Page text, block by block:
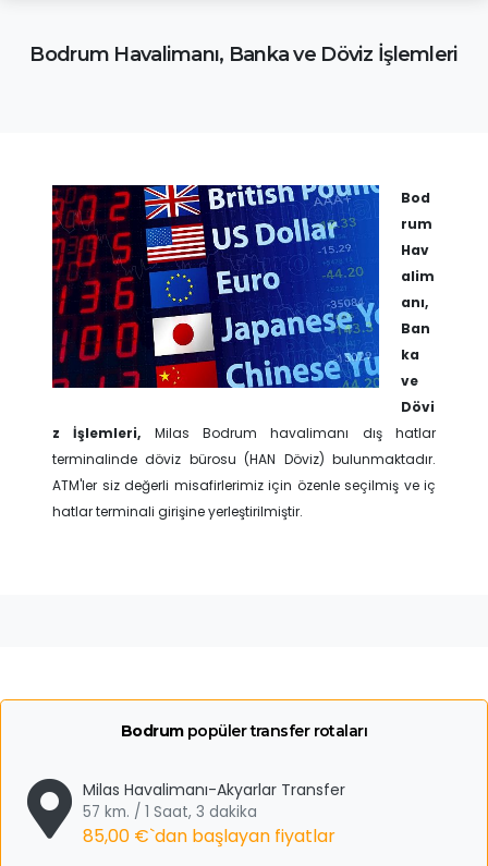
Bodrum Havalimanı, Banka ve Döviz İşlemleri
Bod
rum
Hav
alim
anı,
Ban
ka
ve
Dövi
z İşlemleri, Milas Bodrum havalimanı dış hatlar
terminalinde döviz bürosu (HAN Döviz) bulunmaktadır.
ATM'ler siz değerli misafirlerimiz için özenle seçilmiş ve iç
hatlar terminali girişine yerleştirilmiştir.
Bodrumpopüler transfer rotaları
Milas Havalimanı-Akyarlar Transfer
57 km. / 1 Saat, 3 dakika
85,00 €`dan başlayan fiyatlar